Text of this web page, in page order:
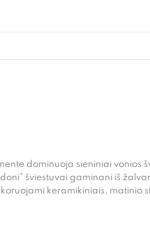
dominuoja sieniniai vonios
šviestuvai gaminani iš
keramikiniais, matinio